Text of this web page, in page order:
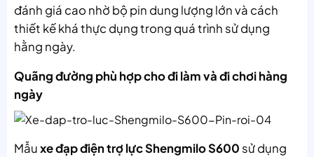
đánh giá cao nhờ bộ pin dung lượng lớn và cách
thiết kế khá thực dụng trong quá trình sử dụng
hằng ngày.
Quãng đường phù hợp cho đi làm và đi chơi hàng
ngày
Mẫuxe đạp điện trợ lực Shengmilo S600 sử dụng